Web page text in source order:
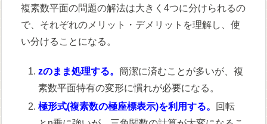
複素数平面の問題の解法は大きく4つに分けられるの
で、それぞれのメリット・デメリットを理解し、使
い分けることになる。
zのまま処理する。簡潔に済むことが多いが、複
素数平面特有の変形に慣れが必要になる。
極形式(複素数の極座標表示)を利用する。 回転